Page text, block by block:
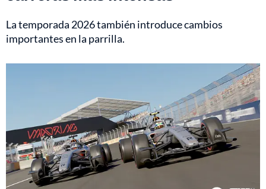
La temporada 2026 también introduce cambios
importantes en la parrilla.